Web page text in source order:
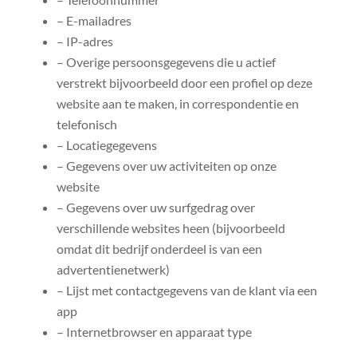
– E-mailadres
– IP-adres
– Overige persoonsgegevens die u actief
verstrekt bijvoorbeeld door een profiel op deze
website aan te maken, in correspondentie en
telefonisch
– Locatiegegevens
– Gegevens over uw activiteiten op onze
website
– Gegevens over uw surfgedrag over
verschillende websites heen (bijvoorbeeld
omdat dit bedrijf onderdeel is van een
advertentienetwerk)
– Lijst met contactgegevens van de klant via een
app
– Internetbrowser en apparaat type